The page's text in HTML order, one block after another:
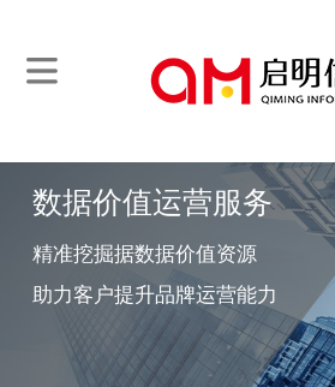
数据价值运营服务
精准挖掘据数据价值资源
助力客户提升品牌运营能力